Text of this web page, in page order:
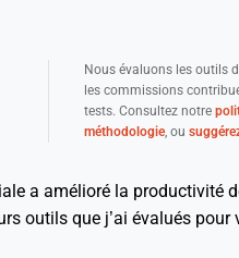
Nous évaluons les outils
les commissions
tests. Consultez notre
méthodologie, ou
a amélioré la productivité
outils que j’ai évalués pour